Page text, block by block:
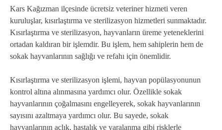
Kars Kağızman ilçesinde ücretsiz veteriner hizmeti veren
kuruluşlar, kısırlaştırma ve sterilizasyon hizmetleri sunmaktadır.
Kısırlaştırma ve sterilizasyon, hayvanların üreme yeteneklerini
ortadan kaldıran bir işlemdir. Bu işlem, hem sahiplerin hem de
sokak hayvanlarının sağlığı ve refahı için önemlidir.
Kısırlaştırma ve sterilizasyon işlemi, hayvan popülasyonunun
kontrol altına alınmasına yardımcı olur. Özellikle sokak
hayvanlarının çoğalmasını engelleyerek, sokak hayvanlarının
sayısını azaltmaya yardımcı olur. Bu sayede, sokak
hayvanlarının açlık, hastalık ve yaralanma gibi risklerle